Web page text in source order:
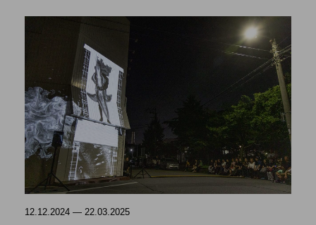
12.12.2024 — 22.03.2025